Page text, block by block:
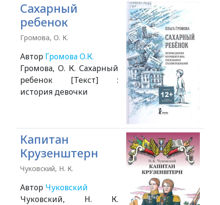
Сахарный
ребенок
Громова, О. К.
Автор Громова О.К.
Громова, О. К. Сахарный
ребенок [Текст] :
история девочки
Капитан
Крузенштерн
Чуковский, Н. К.
Автор Чуковский
Чуковский, Н. К.